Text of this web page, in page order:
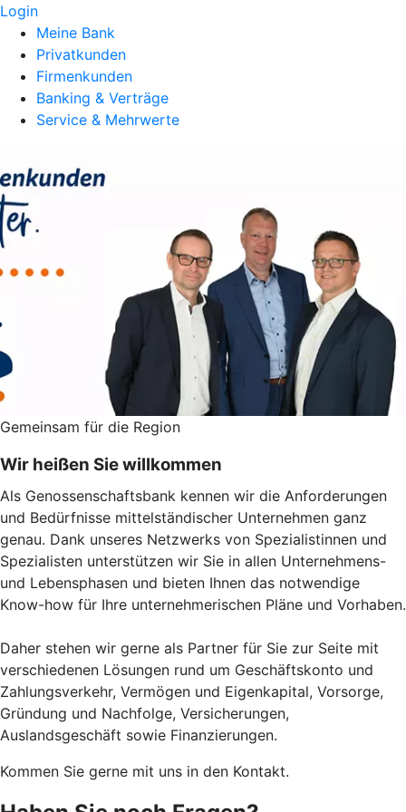
Login
Meine Bank
Privatkunden
Firmenkunden
Banking & Verträge
Service & Mehrwerte
Gemeinsam für die Region
Wir heißen Sie willkommen
Als Genossenschaftsbank kennen wir die Anforderungen
und Bedürfnisse mittelständischer Unternehmen ganz
genau. Dank unseres Netzwerks von Spezialistinnen und
Spezialisten unterstützen wir Sie in allen Unternehmens-
und Lebensphasen und bieten Ihnen das notwendige
Know-how für Ihre unternehmerischen Pläne und Vorhaben.
Daher stehen wir gerne als Partner für Sie zur Seite mit
verschiedenen Lösungen rund um Geschäftskonto und
Zahlungsverkehr, Vermögen und Eigenkapital, Vorsorge,
Gründung und Nachfolge, Versicherungen,
Auslandsgeschäft sowie Finanzierungen.
Kommen Sie gerne mit uns in den Kontakt.